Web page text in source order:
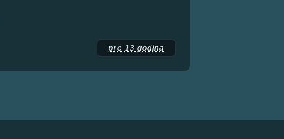
pre 13 godina